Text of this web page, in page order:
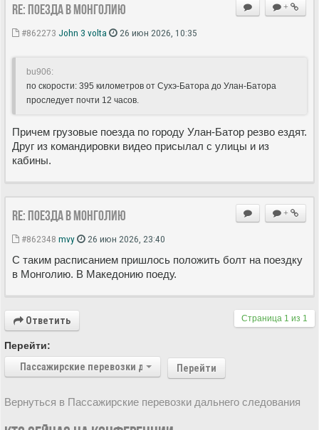
+
Re: Поезда в Монголию
#862273 John 3 volta 26 июн 2026, 10:35
bu906:
по скорости: 395 километров от Сухэ-Батора до Улан-Батора
проследует почти 12 часов.
Причем грузовые поезда по городу Улан-Батор резво ездят.
Друг из командировки видео присылал с улицы и из
кабины.
+
Re: Поезда в Монголию
#862348 mvy 26 июн 2026, 23:40
С таким расписанием пришлось положить болт на поездку
в Монголию. В Македонию поеду.
Ответить Страница 1 из 1
Перейти:
Пассажирские перевозки дальнего следования
Перейти
Вернуться в Пассажирские перевозки дальнего следования